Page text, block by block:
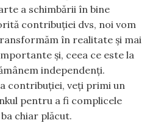
a schimbării în bine
contribuției dvs, noi vom
în realitate și mai
și, ceea ce este la
independenți.
contribuției, veți primi un
pentru a fi complicele
chiar plăcut.